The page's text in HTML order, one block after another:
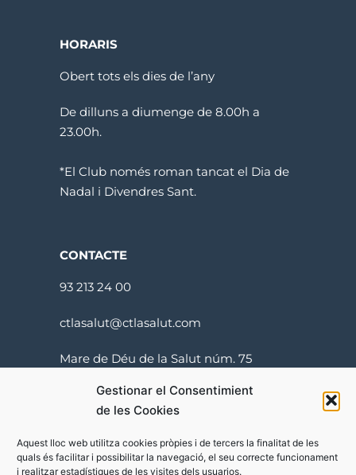
Gestionar el Consentimient
de les Cookies
Aquest lloc web utilitza cookies pròpies i de tercers la finalitat de les
quals és facilitar i possibilitar la navegació, el seu correcte funcionament
i realitzar estadístiques de les visites dels usuarios.
HORARIS
Obert tots els dies de l’any
De dilluns a diumenge de 8.00h a
23.00h.
*El Club només roman tancat el Dia de
Nadal i Divendres Sant.
CONTACTE
93 213 24 00
ctlasalut@ctlasalut.com
Mare de Déu de la Salut núm. 75